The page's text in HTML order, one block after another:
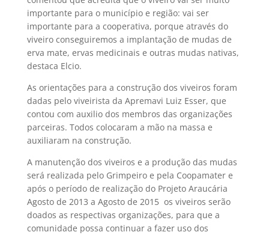
importante para o município e região: vai ser
importante para a cooperativa, porque através do
viveiro conseguiremos a implantação de mudas de
erva mate, ervas medicinais e outras mudas nativas,
destaca Elcio.
As orientações para a construção dos viveiros foram
dadas pelo viveirista da Apremavi Luiz Esser, que
contou com auxilio dos membros das organizações
parceiras. Todos colocaram a mão na massa e
auxiliaram na construção.
A manutenção dos viveiros e a produção das mudas
será realizada pelo Grimpeiro e pela Coopamater e
após o período de realização do Projeto Araucária 
Agosto de 2013 a Agosto de 2015  os viveiros serão
doados as respectivas organizações, para que a
comunidade possa continuar a fazer uso dos